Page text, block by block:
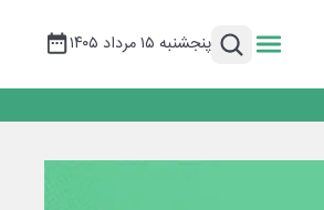
پنجشنبه ۱۵ مرداد ۱۴۰۵